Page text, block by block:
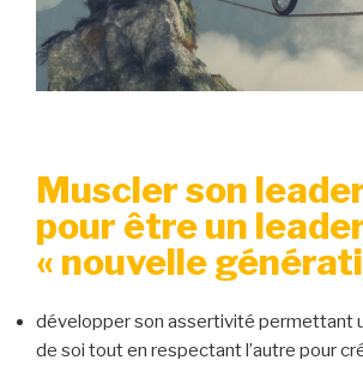
Muscler son
pour être un
« nouvelle
développer son assertivité permettant
de soi tout en respectant l’autre pour